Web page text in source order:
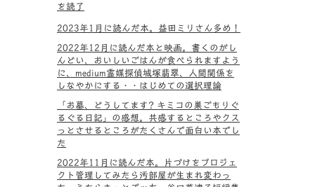
を読了
2023年1月に読んだ本。益田ミリさん多め！
2022年12月に読んだ本と映画。書くのがし
んどい、おいしいごはんが食べられますよう
に、medium霊媒探偵城塚翡翠、人間関係を
しなやかにする・・はじめての選択理論
「お墓、どうしてます? キミコの巣ごもりぐ
るぐる日記」の感想。共感するところやクス
っとさせるところがたくさんで面白い本でし
た
2022年11月に読んだ本。片づけをプロジェ
クト管理してみたら汚部屋が生まれ変わっ